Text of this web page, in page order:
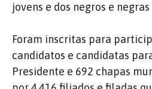
jovens e dos negros e
Foram inscritas para
candidatos e candidatas
Presidente e 692 chapas